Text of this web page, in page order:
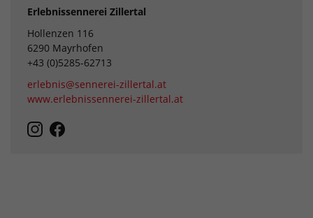
Erlebnissennerei Zillertal
Hollenzen 116
6290 Mayrhofen
+43 (0)5285-62713
erlebnis@sennerei-zillertal.at
www.erlebnissennerei-zillertal.at